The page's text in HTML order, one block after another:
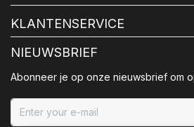
KLANTENSERVICE
NIEUWSBRIEF
Abonneer je op onze nieuwsbrief om